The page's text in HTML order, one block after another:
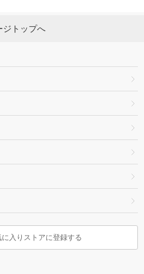
ジトップへ
入りストアに登録する